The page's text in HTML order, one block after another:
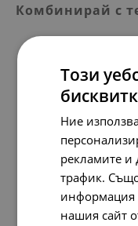
Комбинирай с
Този
Ние
рекламите
трафик.
информация
нашия сайт